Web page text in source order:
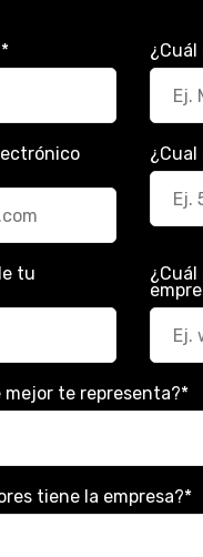
* ¿Cuál
tu ¿Cuál
mejor te representa?*
tiene la empresa?*